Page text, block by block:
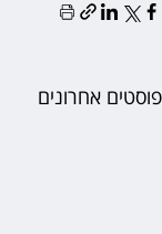
פוסטים אחרונים